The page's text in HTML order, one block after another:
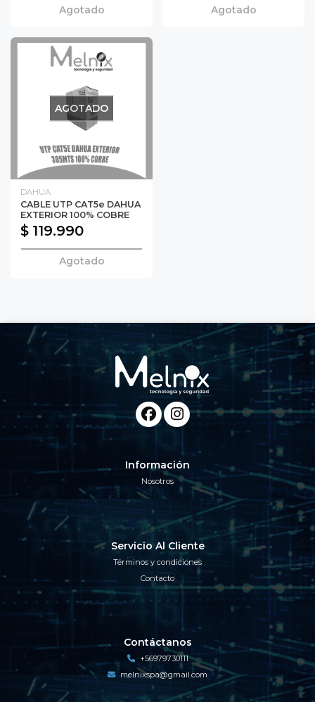
Agotado Agotado
AGOTADO
DAHUA
CABLE UTP CAT5e DAHUA
EXTERIOR 100% COBRE
$ 119.990
Agotado
Información
Nosotros
Servicio Al Cliente
Términos y condiciones
Contacto
Contáctanos
+56979730111
melnixspa@gmail.com